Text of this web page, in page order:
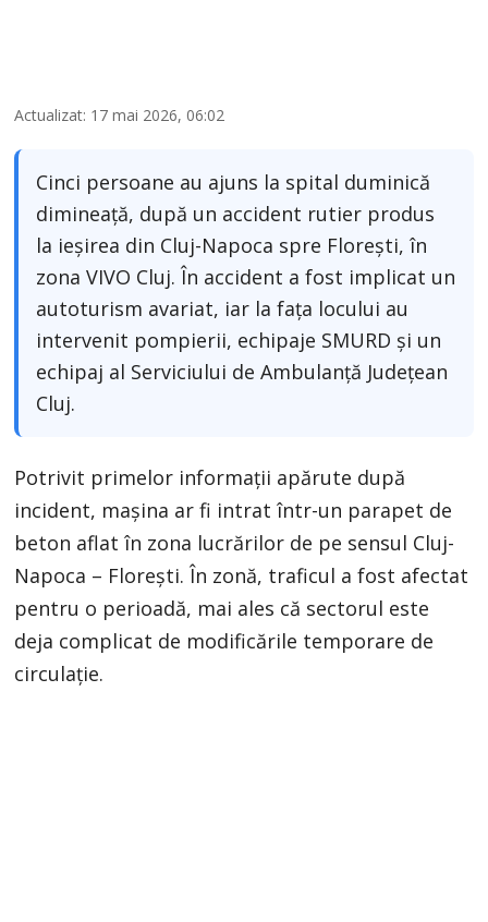
Actualizat: 17 mai 2026, 06:02
Cinci persoane au ajuns la spital duminică
dimineață, după un accident rutier produs
la ieșirea din Cluj-Napoca spre Florești, în
zona VIVO Cluj. În accident a fost implicat un
autoturism avariat, iar la fața locului au
intervenit pompierii, echipaje SMURD și un
echipaj al Serviciului de Ambulanță Județean
Cluj.
Potrivit primelor informații apărute după
incident, mașina ar fi intrat într-un parapet de
beton aflat în zona lucrărilor de pe sensul Cluj-
Napoca – Florești. În zonă, traficul a fost afectat
pentru o perioadă, mai ales că sectorul este
deja complicat de modificările temporare de
circulație.